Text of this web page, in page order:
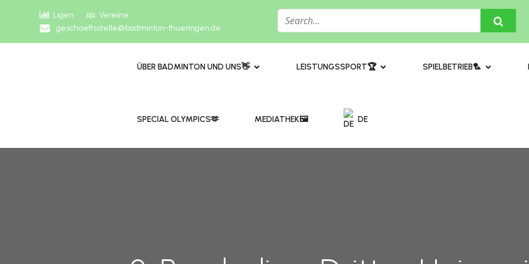
Ligen
Vereine
geschaeftsstelle@badminton-thueringen.de
ÜBER BADMINTON UND UNS👋 ​LEISTUNGSSPORT🏆 SPIELBETRIEB🏸
​​SPECIAL OLYMPICS🫶 MEDIATHEK🖼️​ DE